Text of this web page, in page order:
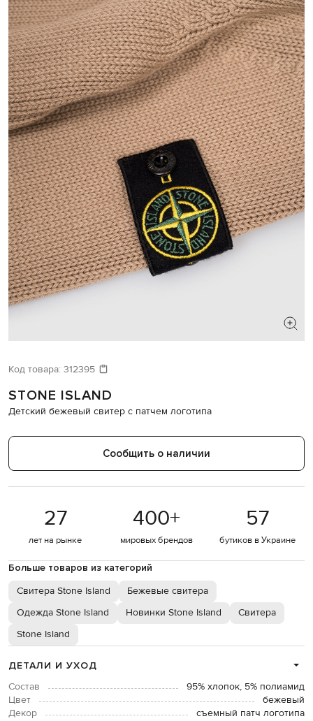
Код товара: 312395
STONE ISLAND
Детский бежевый свитер с патчем логотипа
Сообщить о наличии
27
лет на рынке
400+
мировых брендов
57
бутиков в Украине
Больше товаров из категорий
Свитера Stone Island
Бежевые свитера
Одежда Stone Island
Новинки Stone Island
Свитера
Stone Island
ДЕТАЛИ И УХОД
Состав
95% хлопок, 5% полиамид
Цвет
бежевый
Декор
съемный патч логотипа